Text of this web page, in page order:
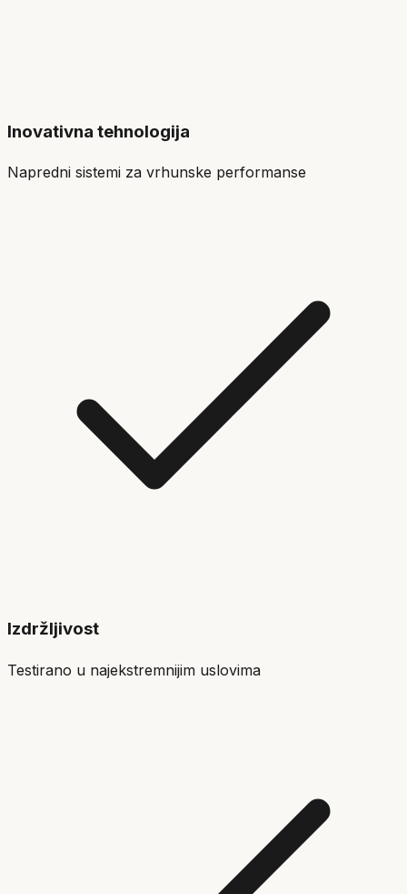
Inovativna tehnologija
Napredni sistemi za vrhunske performanse
Izdržljivost
Testirano u najekstremnijim uslovima